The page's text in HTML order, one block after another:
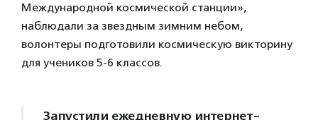
Международной космической станции»,
наблюдали за звездным зимним небом,
волонтеры подготовили космическую викторину
для учеников 5-6 классов.
Запустили ежедневную интернет-